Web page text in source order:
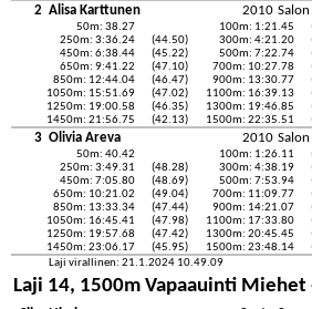
2 Alisa Karttunen 2010
50m: 38.27 100m: 1:21.45
250m: 3:36.24
(44.50) 300m: 4:21.20
450m: 6:38.44
(45.22) 500m: 7:22.74
650m: 9:41.22
(47.10) 700m: 10:27.78
850m: 12:44.04
(46.47) 900m: 13:30.77
1050m: 15:51.69
(47.02) 1100m: 16:39.13
1250m: 19:00.58
(46.35) 1300m: 19:46.85
1450m: 21:56.75
(42.13) 1500m: 22:35.51
3 Olivia Areva 2010
50m: 40.42 100m: 1:26.11
250m: 3:49.31
(48.28) 300m: 4:38.19
450m: 7:05.80
(48.69) 500m: 7:53.94
650m: 10:21.02
(49.04) 700m: 11:09.77
850m: 13:33.34
(47.44) 900m: 14:21.07
1050m: 16:45.41
(47.98) 1100m: 17:33.80
1250m: 19:57.68
(47.42) 1300m: 20:45.45
1450m: 23:06.17
(45.95) 1500m: 23:48.14
Laji virallinen: 21.1.2024 10.49.09
Laji 14, 1500m Vapaauinti Miehet